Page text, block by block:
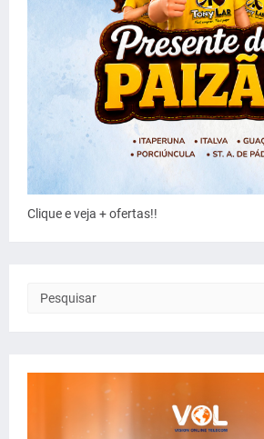
Clique e veja + ofertas!!